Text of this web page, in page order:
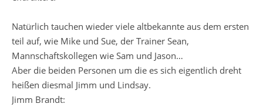
Natürlich tauchen wieder viele altbekannte aus dem ersten
teil auf, wie Mike und Sue, der Trainer Sean,
Mannschaftskollegen wie Sam und Jason…
Aber die beiden Personen um die es sich eigentlich dreht
heißen diesmal Jimm und Lindsay.
Jimm Brandt: